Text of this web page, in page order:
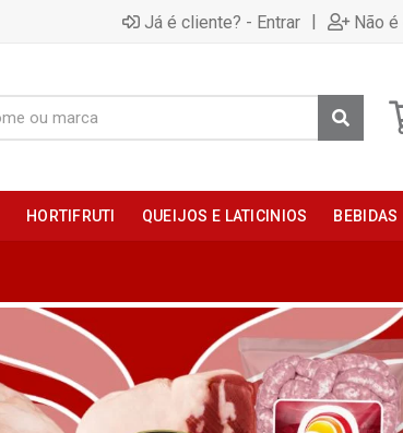
Já é cliente? - Entrar | Não
HORTIFRUTI QUEIJOS E LATICINIOS BEBIDAS